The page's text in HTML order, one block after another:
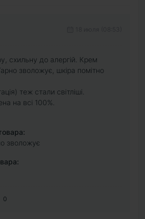
схильну до алергій. Крем
зволожує, шкіра помітно
теж стали світліші.
на всі 100%.
зволожує
0